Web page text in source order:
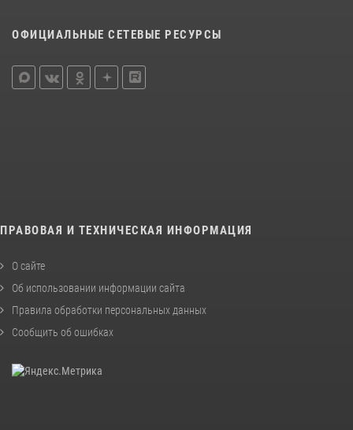
ОФИЦИАЛЬНЫЕ СЕТЕВЫЕ РЕСУРСЫ
ПРАВОВАЯ И ТЕХНИЧЕСКАЯ ИНФОРМАЦИЯ
О сайте
Об использовании информации сайта
Правила обработки персональных данных
Сообщить об ошибках